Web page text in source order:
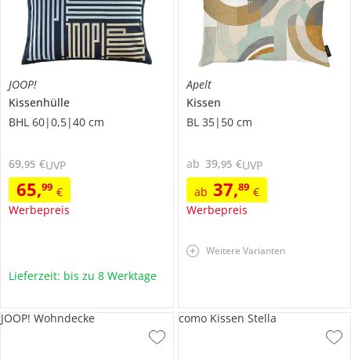
JOOP!
Kissenhülle
BHL 60|0,5|40 cm
65,99 €
Werbepreis
69,95 €UVP
Lieferzeit: bis zu 8 Werktage
Apelt
Kissen
BL 35|50 cm
ab 37,89 €
Werbepreis
ab 39,95 €UVP
Weitere Varianten
JOOP! Wohndecke como Kissen Stella